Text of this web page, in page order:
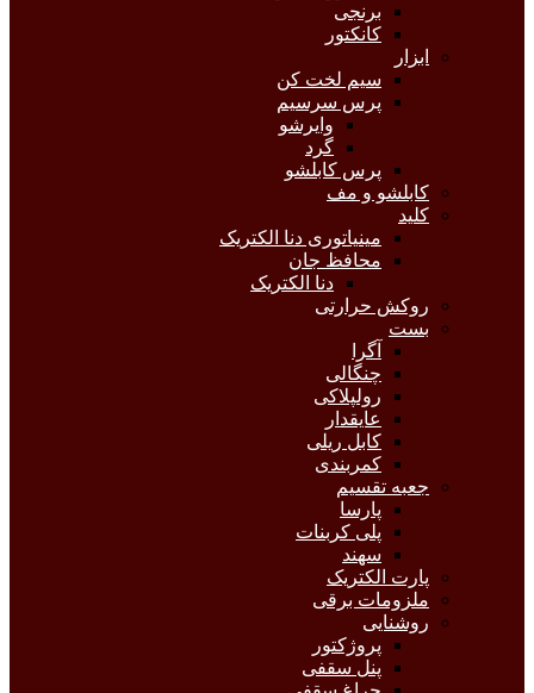
برنجی
کانکتور
ابزار
سیم لخت کن
پرس سرسیم
وایرشو
گرد
پرس کابلشو
کابلشو و مف
کلید
مینیاتوری دنا الکتریک
محافظ جان
دنا الکتریک
روکش حرارتی
بست
آگرا
چنگالی
رولپلاکی
عایقدار
کابل ریلی
کمربندی
جعبه تقسیم
پارسا
پلی کربنات
سهند
پارت الکتریک
ملزومات برقی
روشنایی
پروژکتور
پنل سقفی